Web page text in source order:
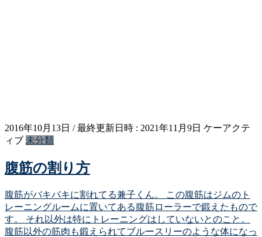
2016年10月13日 / 最終更新日時 : 2021年11月9日 ケーアクテ
ィブ 未分類
腹筋の割り方
腹筋がバキバキに割れてる兼子くん。 この腹筋はジムのト
レーニングルームに置いてある腹筋ローラーで鍛えたもので
す。 それ以外は特にトレーニングはしていないとのこと。
腹筋以外の筋肉も鍛えられてブルースリーのような体になっ